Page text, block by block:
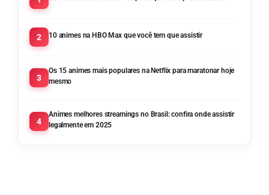
2 10 animes na HBO Max que você tem que assistir
3
Os 15 animes mais populares na Netflix para maratonar hoje
mesmo
4
Animes melhores streamings no Brasil: confira onde assistir
legalmente em 2025